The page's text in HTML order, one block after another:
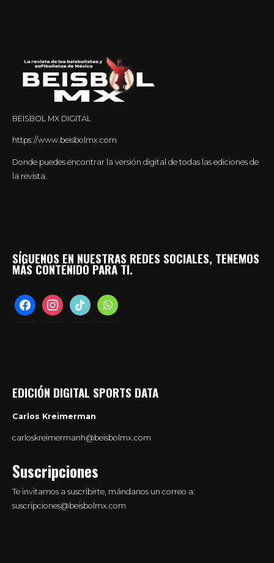
BEISBOL MX DIGITAL
https://www.beisbolmx.com
Donde puedes encontrar la versión digital de todas las ediciones de
la revista.
SÍGUENOS EN NUESTRAS REDES SOCIALES, TENEMOS
MÁS CONTENIDO PARA TI.
facebookinstagramtiktok whatsapp
EDICIÓN DIGITAL SPORTS DATA
Carlos Kreimerman
carloskreimermanh@beisbolmx.com
Suscripciones
Te invitamos a suscribirte, mándanos un correo a:
suscripciones@beisbolmx.com